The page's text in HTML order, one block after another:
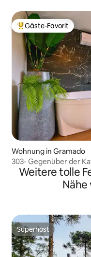
Beliebter Gäste-
Gäste-Favorit
Wohnung in Gramado
303- Gegenüber der
Kino
Weitere tolle
Nähe
Superhost
Superhost